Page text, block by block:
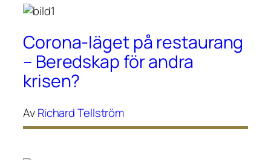
Corona-läget på restaurang
– Beredskap för andra
krisen?
AvRichard Tellström